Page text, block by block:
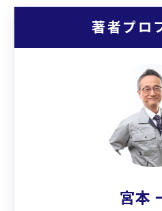
著者プロ
宮本